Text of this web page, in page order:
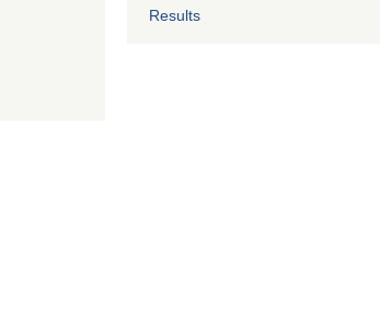
Results